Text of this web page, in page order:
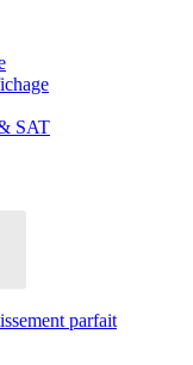
SAT
parfait